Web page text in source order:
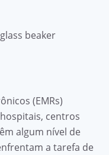
(EMRs)
centros
algum nível de
a tarefa de